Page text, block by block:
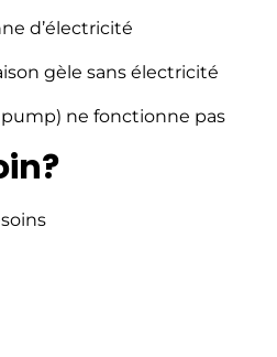
d’électricité
gèle sans électricité
ne fonctionne pas